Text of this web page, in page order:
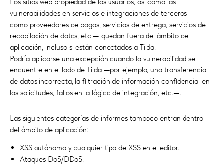
vulnerabilidades en servicios e integraciones de terceros —
como proveedores de pagos, servicios de entrega, servicios de
recopilación de datos, etc.— quedan fuera del ámbito de
aplicación, incluso si están conectados a Tilda.
Podría aplicarse una excepción cuando la vulnerabilidad se
encuentre en el lado de Tilda —por ejemplo, una transferencia
de datos incorrecta, la filtración de información confidencial en
las solicitudes, fallos en la lógica de integración, etc.—.
Las siguientes categorías de informes tampoco entran dentro
del ámbito de aplicación:
XSS autónomo y cualquier tipo de XSS en el editor.
Ataques DoS/DDoS.